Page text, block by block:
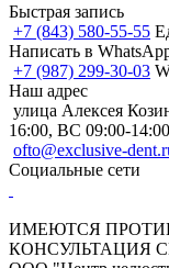
Быстрая запись
+7 (843) 580-55-55
Написать в
+7 (987) 299-30-03
Наш адрес
улица Алексея
16:00, ВС 09:00-14:00
ofto@exclusive-
Социальные сети
ИМЕЮТСЯ
КОНСУЛЬТАЦИЯ